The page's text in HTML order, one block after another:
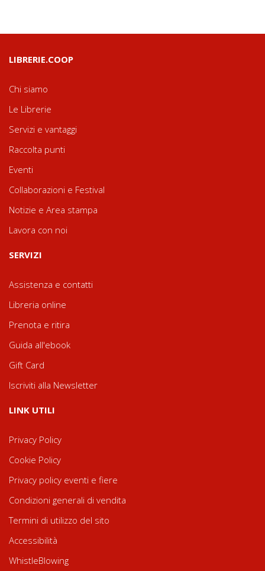
LIBRERIE.COOP
Chi siamo
Le Librerie
Servizi e vantaggi
Raccolta punti
Eventi
Collaborazioni e Festival
Notizie e Area stampa
Lavora con noi
SERVIZI
Assistenza e contatti
Libreria online
Prenota e ritira
Guida all'ebook
Gift Card
Iscriviti alla Newsletter
LINK UTILI
Privacy Policy
Cookie Policy
Privacy policy eventi e fiere
Condizioni generali di vendita
Termini di utilizzo del sito
Accessibilità
WhistleBlowing